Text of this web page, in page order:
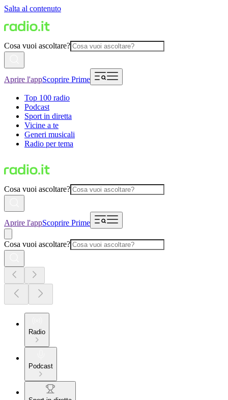
Salta al contenuto
Cosa vuoi ascoltare?
Aprire l'appScoprire Prime
Top 100 radio
Podcast
Sport in diretta
Vicine a te
Generi musicali
Radio per tema
Cosa vuoi ascoltare?
Aprire l'appScoprire Prime
Cosa vuoi ascoltare?
Radio
Podcast